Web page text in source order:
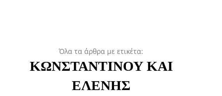
Όλα τα άρθρα με ετικέτα:
ΚΩΝΣΤΑΝΤΙΝΟΥ ΚΑΙ
ΕΛΕΝΗΣ